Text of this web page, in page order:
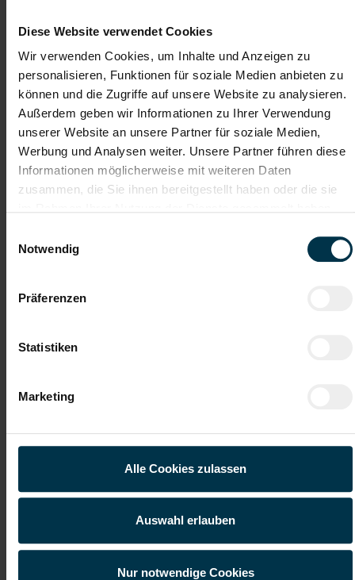
Diese Website verwendet Cookies
Wir verwenden Cookies, um Inhalte und Anzeigen zu
personalisieren, Funktionen für soziale Medien anbieten zu
können und die Zugriffe auf unsere Website zu analysieren.
Außerdem geben wir Informationen zu Ihrer Verwendung
unserer Website an unsere Partner für soziale Medien,
Werbung und Analysen weiter. Unsere Partner führen diese
Informationen möglicherweise mit weiteren Daten
zusammen, die Sie ihnen bereitgestellt haben oder die sie
Notwendig
Präferenzen
Statistiken
Marketing
Alle Cookies zulassen
Auswahl erlauben
Nur notwendige Cookies
Lebenslauf
Bewerbungsschreiben
Empfehlungschreiben / Zeugnisse
Datei 4
und willige ein, dass meine personenbezogenen Daten im
Rahmen meiner Initiativbewerbung für die Dauer von drei
Jahren verarbeitet werden dürfen.*